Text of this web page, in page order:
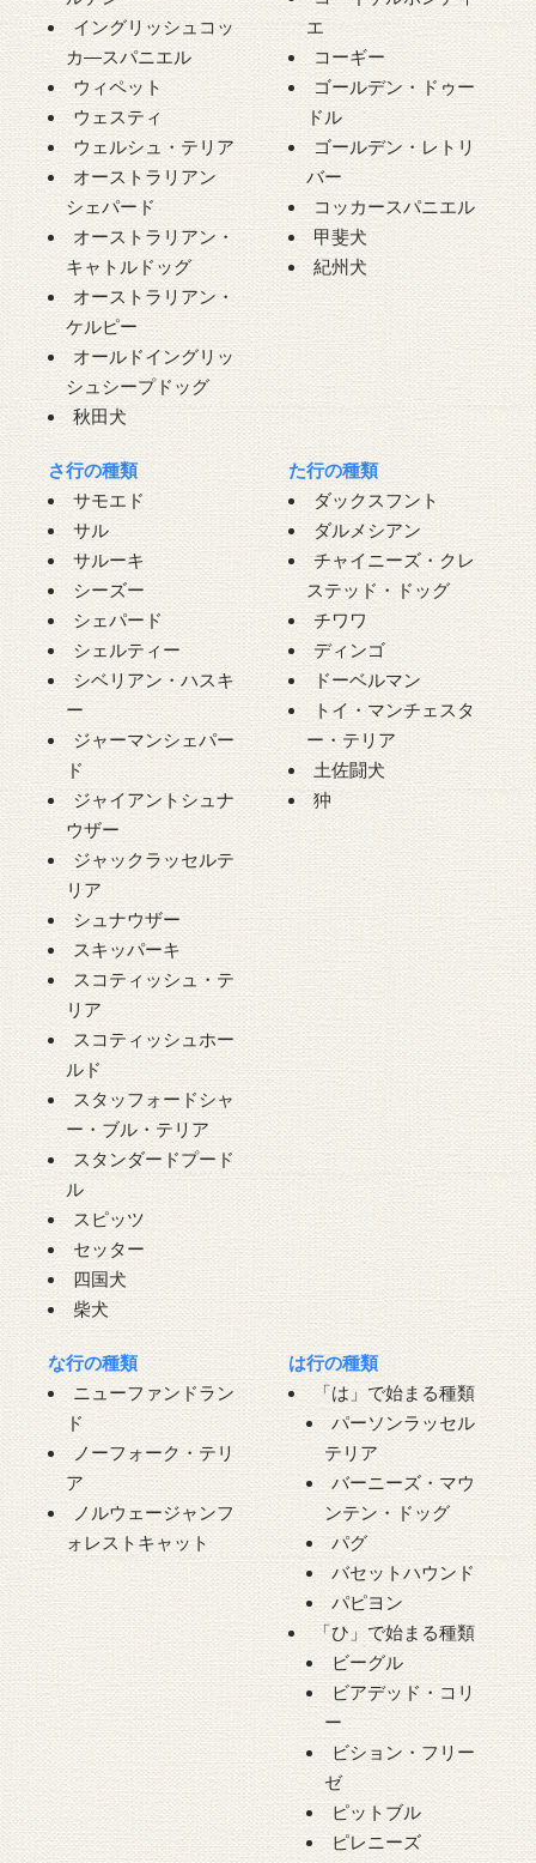
イングリッシュコッ
カ―スパニエル
ウィペット
ウェスティ
ウェルシュ・テリア
オーストラリアン
シェパード
オーストラリアン・
キャトルドッグ
オーストラリアン・
ケルピー
オールドイングリッ
シュシープドッグ
秋田犬
エ
コーギー
ゴールデン・ドゥー
ドル
ゴールデン・レトリ
バー
コッカースパニエル
甲斐犬
紀州犬
さ行の種類
サモエド
サル
サルーキ
シーズー
シェパード
シェルティー
シベリアン・ハスキ
ー
ジャーマンシェパー
ド
ジャイアントシュナ
ウザー
ジャックラッセルテ
リア
シュナウザー
スキッパーキ
スコティッシュ・テ
リア
スコティッシュホー
ルド
スタッフォードシャ
ー・ブル・テリア
スタンダードプード
ル
スピッツ
セッター
四国犬
柴犬
た行の種類
ダックスフント
ダルメシアン
チャイニーズ・クレ
ステッド・ドッグ
チワワ
ディンゴ
ドーベルマン
トイ・マンチェスタ
ー・テリア
土佐闘犬
狆
な行の種類
ニューファンドラン
ド
ノーフォーク・テリ
ア
ノルウェージャンフ
ォレストキャット
は行の種類
「は」で始まる種類
パーソンラッセル
テリア
バーニーズ・マウ
ンテン・ドッグ
パグ
バセットハウンド
パピヨン
「ひ」で始まる種類
ビーグル
ビアデッド・コリ
ー
ビション・フリー
ゼ
ピットブル
ピレニーズ